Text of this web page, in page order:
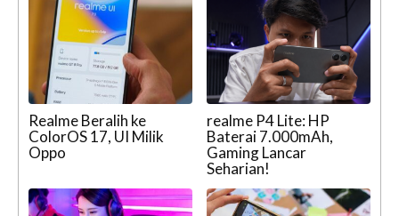
Realme Beralih ke
ColorOS 17, UI Milik
Oppo
realme P4 Lite: HP
Baterai 7.000mAh,
Gaming Lancar
Seharian!